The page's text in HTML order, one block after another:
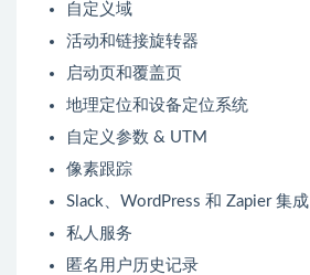
自定义域
活动和链接旋转器
启动页和覆盖页
地理定位和设备定位系统
自定义参数 & UTM
像素跟踪
Slack、WordPress 和 Zapier 集成
私人服务
匿名用户历史记录